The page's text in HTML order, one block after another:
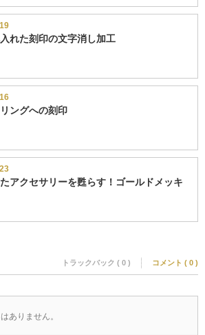
れた刻印の文字消し加工
ングへの刻印
アクセサリーを甦らす！ゴールドメッキ
トラックバック ( 0 ) コメント ( 0 )
ありません。